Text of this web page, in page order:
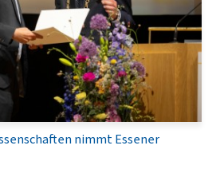
nimmt Essener